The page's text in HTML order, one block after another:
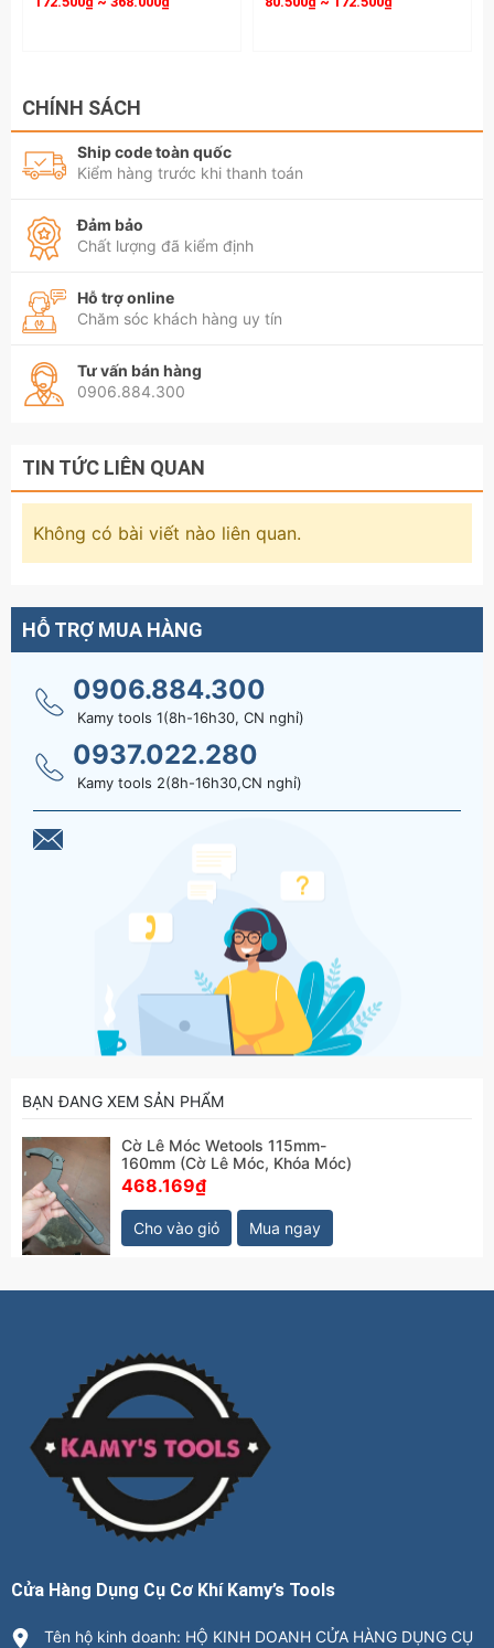
CHÍNH SÁCH
Ship code toàn quốc
Kiểm hàng trước khi thanh toán
Đảm bảo
Chất lượng đã kiểm định
Hỗ trợ online
Chăm sóc khách hàng uy tín
Tư vấn bán hàng
0906.884.300
TIN TỨC LIÊN QUAN
Không có bài viết nào liên quan.
HỖ TRỢ MUA HÀNG
0906.884.300
Kamy tools 1(8h-16h30, CN nghỉ)
0937.022.280
Kamy tools 2(8h-16h30,CN nghỉ)
BẠN ĐANG XEM SẢN PHẨM
Cờ Lê Móc Wetools 115mm-
160mm (Cờ Lê Móc, Khóa Móc)
468.169₫
Cho vào giỏ Mua ngay
Cửa Hàng Dụng Cụ Cơ Khí Kamy’s Tools
Tên hộ kinh doanh: HỘ KINH DOANH CỬA HÀNG DỤNG CỤ